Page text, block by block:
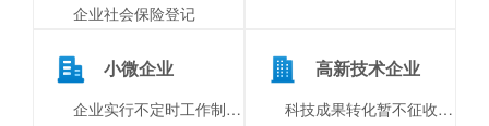
企业社会保险登记
小微企业
企业实行不定时工作制和综合计算工时工作制审批
高新技术企业
科技成果转化暂不征收个人所得税备案